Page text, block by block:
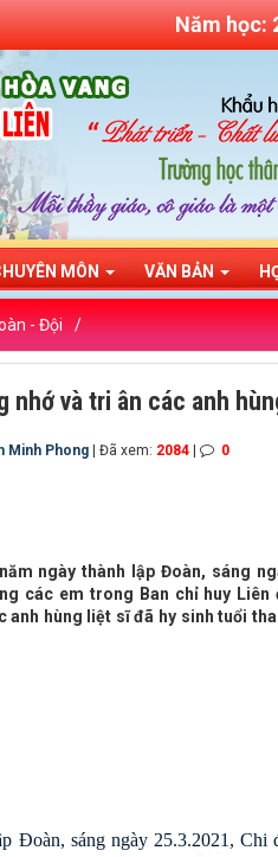
MÔN VĂN BẢN
Năm học:
- Đội
nhớ và tri ân các anh
Minh Phong | Đã xem: 2084 0
ngày thành lập Đoàn, sáng
các em trong Ban chỉ huy
anh hùng liệt sĩ đã hy sinh tuổi
Đoàn, sáng ngày 25.3.2021,